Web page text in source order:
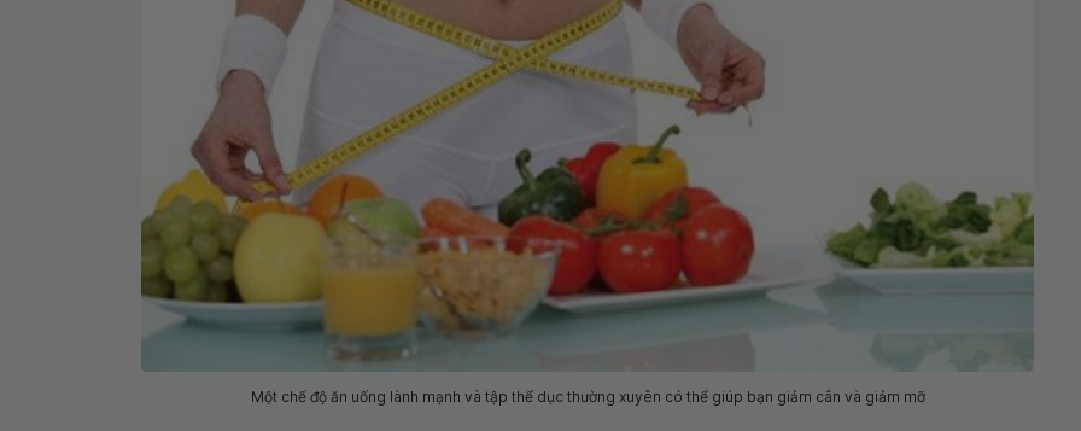
Một chế độ ăn uống lành mạnh và tập thể dục thường xuyên có thể giúp bạn giảm cân và giảm mỡ